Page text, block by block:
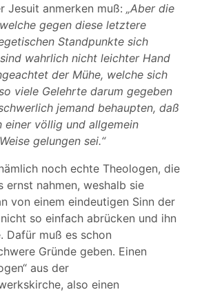
Jesuit anmerken muß: „Aber die
gegen diese letztere
Standpunkte sich
wahrlich nicht leichter Hand
der Mühe, welche sich
viele Gelehrte darum gegeben
jemand behaupten, daß
einer völlig und allgemein
gelungen sei.“
noch echte Theologen, die
ernst nahmen, weshalb sie
von einem eindeutigen Sinn der
so einfach abrücken und ihn
Dafür muß es schon
Gründe geben. Einen
aus der
also einen